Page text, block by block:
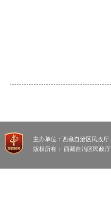
主办单位：西藏自治区民政厅
版权所有： 西藏自治区民政厅